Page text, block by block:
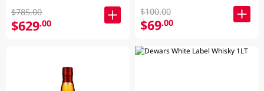
$785.00
$629.00
$100.00
$69.00